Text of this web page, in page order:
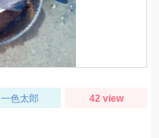
一色太郎 42 view